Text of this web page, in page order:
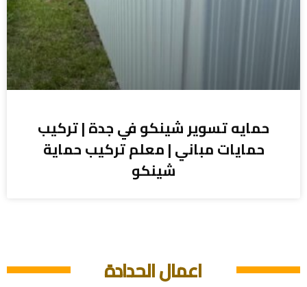
حمايه تسوير شينكو في جدة | تركيب
حمايات مباني | معلم تركيب حماية
شينكو
اعمال الحدادة